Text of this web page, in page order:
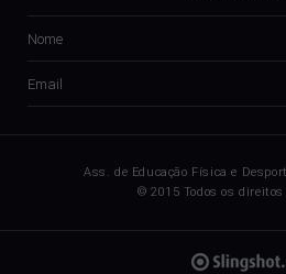
Ass. de Educação Física e
© 2015 Todos os direitos